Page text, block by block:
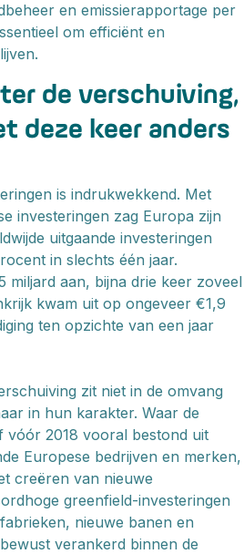
en emissierapportage per
om efficiënt en
de verschuiving,
deze keer anders
is indrukwekkend. Met
investeringen zag Europa zijn
uitgaande investeringen
in slechts één jaar.
miljard aan, bijna drie keer zoveel
kwam uit op ongeveer €1,9
ten opzichte van een jaar
zit niet in de omvang
in hun karakter. Waar de
vóór 2018 vooral bestond uit
Europese bedrijven en merken,
creëren van nieuwe
greenfield-investeringen
nieuwe banen en
verankerd binnen de